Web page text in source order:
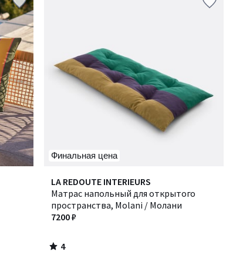
Финальная цена
LA REDOUTE INTERIEURS
Матрас напольный для открытого
пространства, Molani / Молани
7200 ₽
4
/
5
4
/